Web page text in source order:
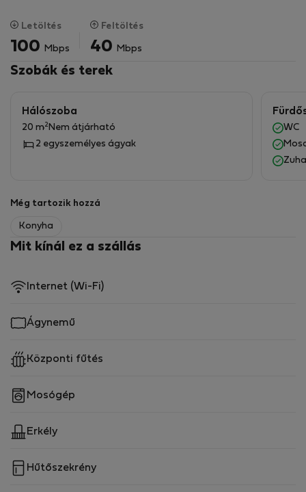
ablakok a csendes udvarra néznek
Minden városi közmű csatlakoztatva.
Nincs lift.
Kaució 3200 PLN
Letöltés
100 Mbps
Feltöltés
40 Mbps
Szobák és terek
Hálószoba
20 m2 Nem átjárható
2 egyszemélyes ágyak
WC
Még tartozik hozzá
Konyha
Mit kínál ez a szállás
Internet (Wi-Fi)
Ágynemű
Központi fűtés
Mosógép
Erkély
Hűtőszekrény